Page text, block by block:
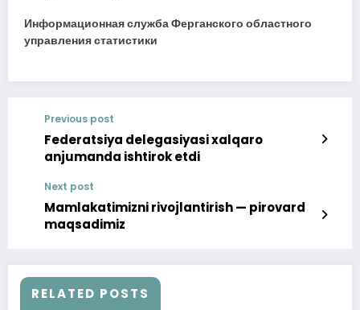
Информационная служба Ферганского областного
управления статистики
Previous post
Federatsiya delegasiyasi xalqaro
anjumanda ishtirok etdi
Next post
Mamlakatimizni rivojlantirish — pirovard
maqsadimiz
RELATED POSTS